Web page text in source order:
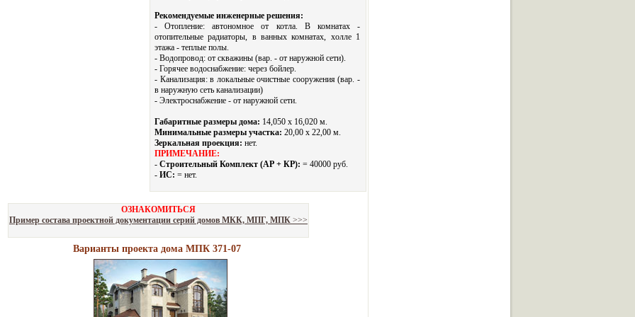
Рекомендуемые инженерные решения:
- Отопление: автономное от котла. В комнатах -
отопительные радиаторы, в ванных комнатах, холле 1
этажа - теплые полы.
- Водопровод: от скважины (вар. - от наружной сети).
- Горячее водоснабжение: через бойлер.
- Канализация: в локальные очистные сооружения (вар. -
в наружную сеть канализации)
- Электроснабжение - от наружной сети.
Габаритные размеры дома: 14,050 х 16,020 м.
Минимальные размеры участка: 20,00 x 22,00 м.
Зеркальная проекция: нет.
ПРИМЕЧАНИЕ:
- Строительный Комплект (АР + КР): = 40000 руб.
- ИС: = нет.
ОЗНАКОМИТЬСЯ
Пример состава проектной документации серий домов МКК, МПГ, МПК >>>
Варианты проекта дома МПК 371-07